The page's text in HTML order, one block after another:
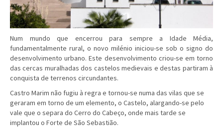
Num mundo que encerrou para sempre a Idade Média,
fundamentalmente rural, o novo milénio iniciou-se sob o signo do
desenvolvimento urbano. Este desenvolvimento criou-se em torno
das cercas muralhadas dos castelos medievais e destas partiram à
conquista de terrenos circundantes.
Castro Marim não fugiu à regra e tornou-se numa das vilas que se
geraram em torno de um elemento, o Castelo, alargando-se pelo
vale que o separa do Cerro do Cabeço, o­nde mais tarde se
implantou o Forte de São Sebastião.